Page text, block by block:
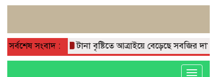
সর্বশেষ সংবাদ :টানা বৃষ্টিতে আত্রাইয়ে বেড়েছে সবজির দাম,
Toggle